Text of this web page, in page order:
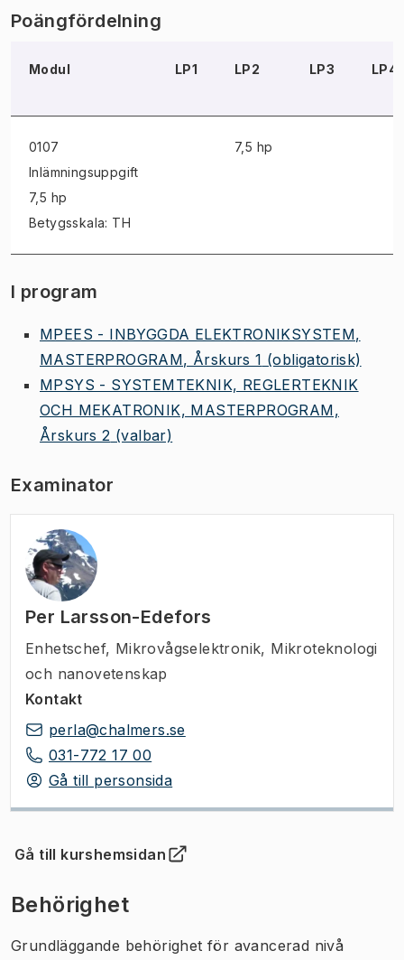
Poängfördelning
Modul LP1 LP2 LP3 LP4
0107
Inlämningsuppgift
7,5 hp
Betygsskala: TH
7,5 hp
I program
MPEES - INBYGGDA ELEKTRONIKSYSTEM,
MASTERPROGRAM, Årskurs 1 (obligatorisk)
MPSYS - SYSTEMTEKNIK, REGLERTEKNIK
OCH MEKATRONIK, MASTERPROGRAM,
Årskurs 2 (valbar)
Examinator
Per Larsson-Edefors
Enhetschef, Mikrovågselektronik, Mikroteknologi
och nanovetenskap
Kontakt
perla@chalmers.se
031-772 17 00
Gå till personsida
Gå till kurshemsidan
(Öppnas i ny flik)
Behörighet
Grundläggande behörighet för avancerad nivå